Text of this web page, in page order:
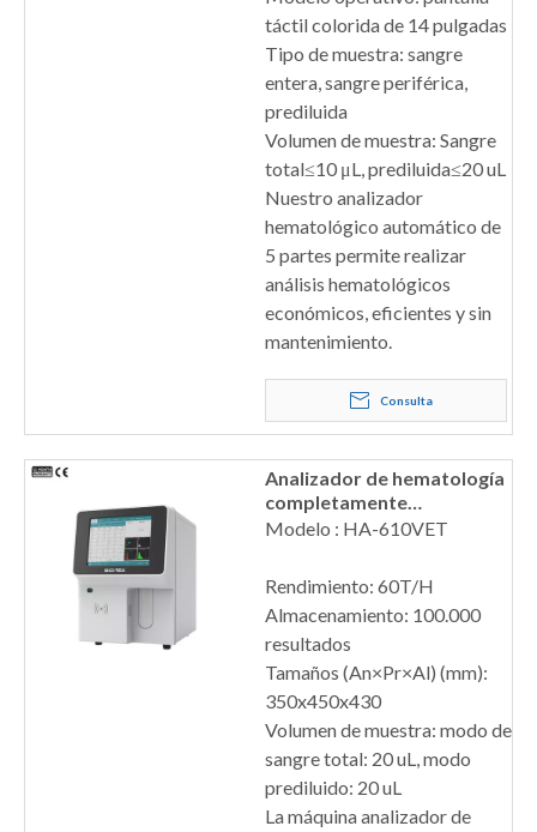
táctil colorida de 14 pulgadas
Tipo de muestra: sangre
entera, sangre periférica,
prediluida
Volumen de muestra: Sangre
total≤10 μL, prediluida≤20 uL
Nuestro analizador
hematológico automático de
5 partes permite realizar
análisis hematológicos
económicos, eficientes y sin
mantenimiento.
Consulta
Analizador de hematología
completamente
automático de 5 piezas,
Modelo : HA-610VET
Rendimiento: 60T/H
Almacenamiento: 100.000
resultados
Tamaños (An×Pr×Al) (mm):
350x450x430
Volumen de muestra: modo de
sangre total: 20 uL, modo
prediluido: 20 uL
La máquina analizador de